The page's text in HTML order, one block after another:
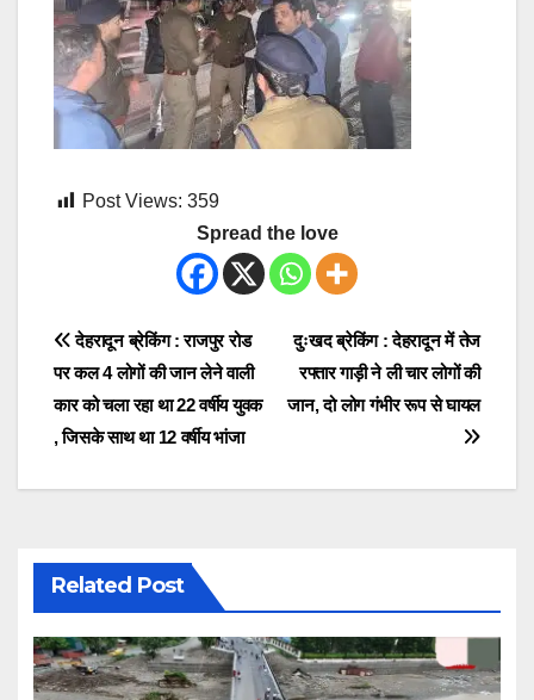
Post Views: 359
Spread the love
Post
navigation
दुःखद ब्रेकिंग : देहरादून में तेज
रफ्तार गाड़ी ने ली चार लोगों की
जान, दो लोग गंभीर रूप से घायल
देहरादून ब्रेकिंग : राजपुर रोड
पर कल 4 लोगों की जान लेने वाली
कार को चला रहा था 22 वर्षीय युवक
, जिसके साथ था 12 वर्षीय भांजा
Related Post